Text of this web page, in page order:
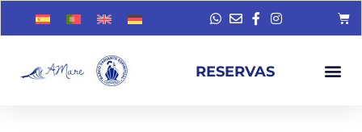
RESERVAS